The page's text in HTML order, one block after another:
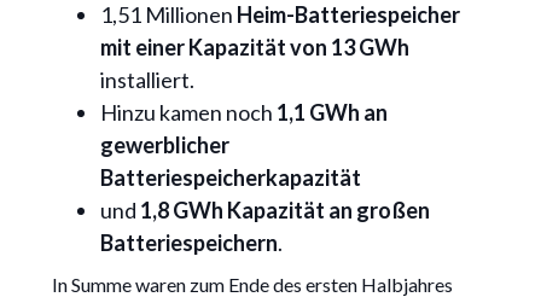
1,51 Millionen Heim-Batteriespeicher
mit einer Kapazität von 13 GWh
installiert.
Hinzu kamen noch 1,1 GWh an
gewerblicher
Batteriespeicherkapazität
und 1,8 GWh Kapazität an großen
Batteriespeichern.
In Summe waren zum Ende des ersten Halbjahres